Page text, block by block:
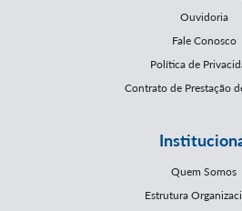
Ouvidoria
Fale Conosco
Política de
Contrato de Prestação
Quem Somos
Estrutura